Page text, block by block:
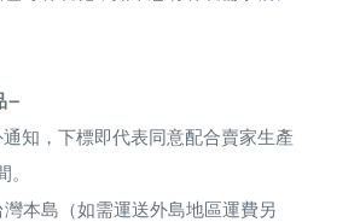
—
知，下標即代表同意配合賣家生產
本島（如需運送外島地區運費另